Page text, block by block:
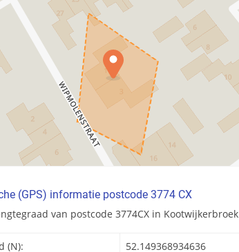
(GPS) informatie postcode 3774 CX
van postcode 3774CX in Kootwijkerbroek
(N):
52.149368934636